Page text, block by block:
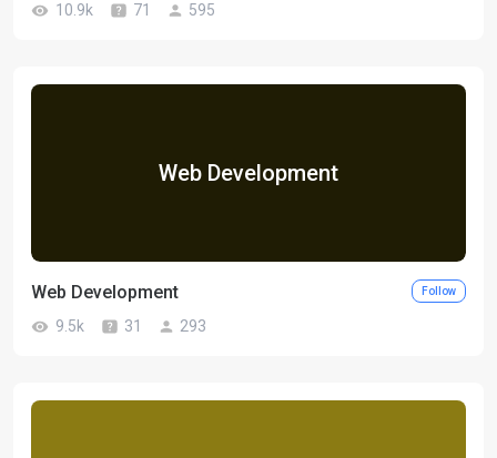
10.9k 71 595
Web Development
Web Development Follow
9.5k 31 293